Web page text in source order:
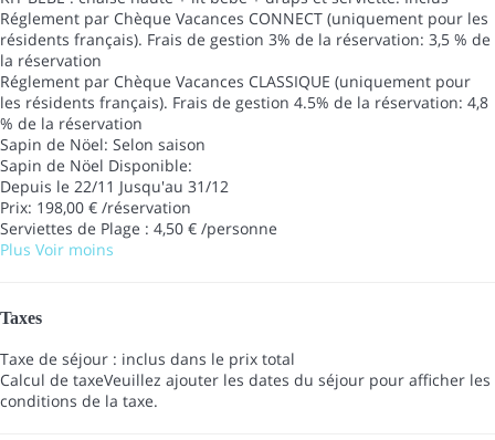
Réglement par Chèque Vacances CONNECT (uniquement pour les
résidents français). Frais de gestion 3% de la réservation: 3,5 % de
la réservation
Réglement par Chèque Vacances CLASSIQUE (uniquement pour
les résidents français). Frais de gestion 4.5% de la réservation: 4,8
% de la réservation
Sapin de Nöel: Selon saison
Sapin de Nöel Disponible:
Depuis le 22/11 Jusqu'au 31/12
Prix: 198,00 € /réservation
Serviettes de Plage : 4,50 € /personne
Plus Voir moins
Taxes
Taxe de séjour : inclus dans le prix total
Calcul de taxeVeuillez ajouter les dates du séjour pour afficher les
conditions de la taxe.